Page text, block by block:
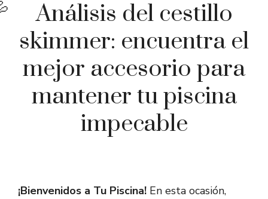
Análisis del cestillo
skimmer: encuentra el
mejor accesorio para
mantener tu piscina
impecable
¡Bienvenidos a Tu Piscina! En esta ocasión,